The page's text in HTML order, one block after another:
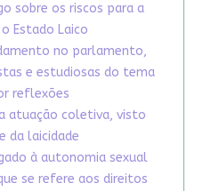
sobre os riscos para a
Estado Laico
no parlamento,
e estudiosas do tema
reflexões
atuação coletiva, visto
da laicidade
à autonomia sexual
se refere aos direitos